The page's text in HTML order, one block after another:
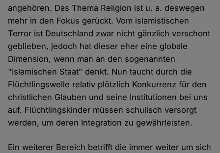
angehören. Das Thema Religion ist u. a. deswegen
mehr in den Fokus gerückt. Vom islamistischen
Terror ist Deutschland zwar nicht gänzlich verschont
geblieben, jedoch hat dieser eher eine globale
Dimension, wenn man an den sogenannten
"Islamischen Staat" denkt. Nun taucht durch die
Flüchtlingswelle relativ plötzlich Konkurrenz für den
christlichen Glauben und seine Institutionen bei uns
auf. Flüchtlingskinder müssen schulisch versorgt
werden, um deren Integration zu gewährleisten.
Ein weiterer Bereich betrifft die immer weiter um sich